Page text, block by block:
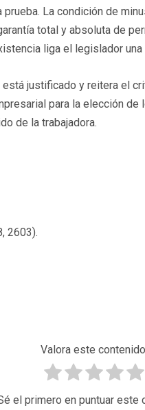
La condición de
total y absoluta de
liga el legislador
justificado y reitera el
para la elección
de la trabajadora.
2603).
Valora este
el primero en puntuar este